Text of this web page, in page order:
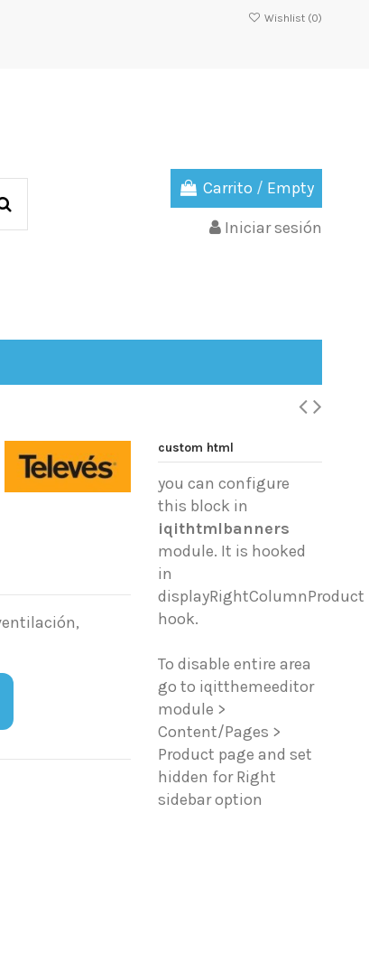
Wishlist (0)
Carrito / Empty
Iniciar sesión
custom html
you can configure
this block in
iqithtmlbanners
module. It is hooked
in
displayRightColumnProduct
hook.
To disable entire area
go to iqitthemeeditor
module >
Content/Pages >
Product page and set
hidden for Right
sidebar option